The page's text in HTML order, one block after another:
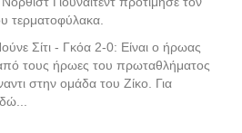
τερματοφύλακα.
Σίτι - Γκόα 2-0: Είναι ο ήρωας
από τους ήρωες του πρωταθλήματος
στην ομάδα του Ζίκο. Για